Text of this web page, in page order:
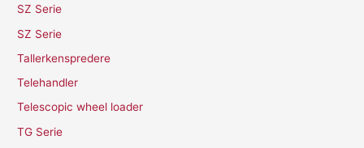
SZ Serie
SZ Serie
Tallerkenspredere
Telehandler
Telescopic wheel loader
TG Serie